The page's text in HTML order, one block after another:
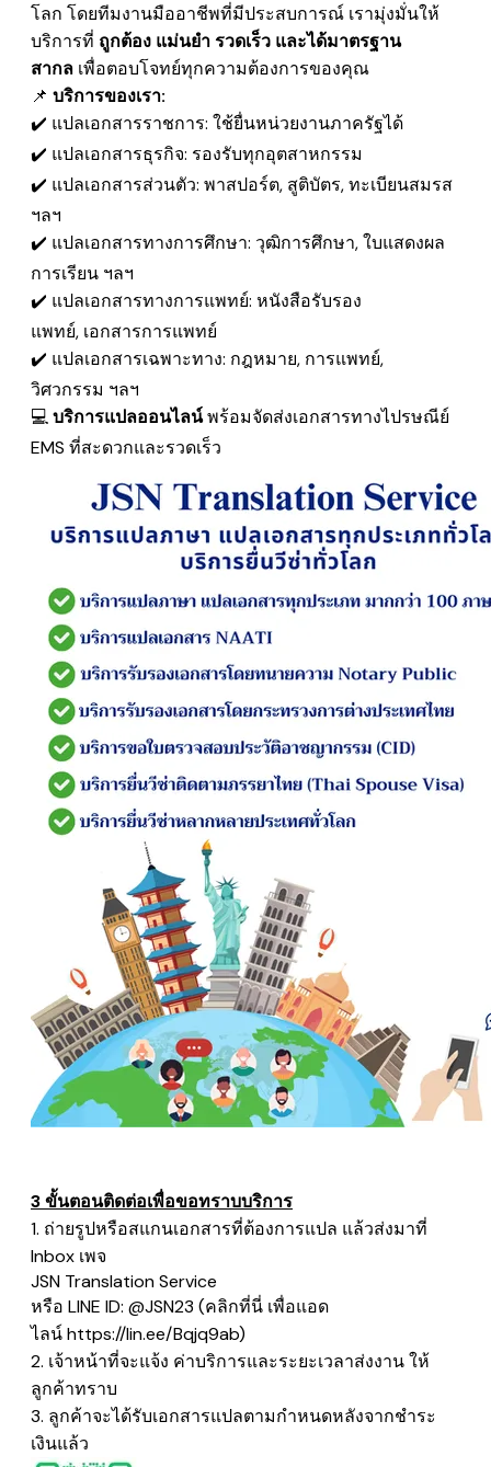
โลก โดยทีมงานมืออาชีพที่มีประสบการณ์ เรามุ่งมั่นให้
บริการที่ ถูกต้อง แม่นยำ รวดเร็ว และได้มาตรฐาน
สากล เพื่อตอบโจทย์ทุกความต้องการของคุณ
📌 บริการของเรา:
✔️ แปลเอกสารราชการ: ใช้ยื่นหน่วยงานภาครัฐได้
✔️ แปลเอกสารธุรกิจ: รองรับทุกอุตสาหกรรม
✔️ แปลเอกสารส่วนตัว: พาสปอร์ต, สูติบัตร, ทะเบียนสมรส
ฯลฯ
✔️ แปลเอกสารทางการศึกษา: วุฒิการศึกษา, ใบแสดงผล
การเรียน ฯลฯ
✔️ แปลเอกสารทางการแพทย์: หนังสือรับรอง
แพทย์, เอกสารการแพทย์
✔️ แปลเอกสารเฉพาะทาง: กฎหมาย, การแพทย์,
วิศวกรรม ฯลฯ
💻บริการแปลออนไลน์พร้อมจัดส่งเอกสารทางไปรษณีย์
EMS ที่สะดวกและรวดเร็ว
3 ขั้นตอนติดต่อเพื่อขอทราบบริการ
1. ถ่ายรูปหรือสแกนเอกสารที่ต้องการแปล แล้วส่งมาที่
Inbox เพจ
​JSN Translation Service
หรือ LINE ID: @JSN23 (คลิกที่นี่ เพื่อแอด
ไลน์https://lin.ee/Bqjq9ab)
2. เจ้าหน้าที่จะแจ้ง ค่าบริการและระยะเวลาส่งงาน ให้
ลูกค้าทราบ
3. ลูกค้าจะได้รับเอกสารแปลตามกำหนดหลังจากชำระ
เงินแล้ว